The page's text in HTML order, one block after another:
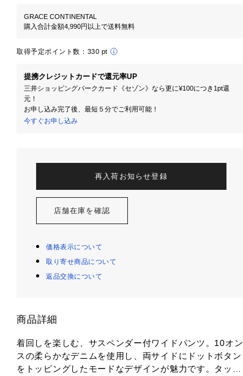
GRACE CONTINENTAL
購入合計金額4,990円以上で送料無料
取得予定ポイント数： 330 pt
提携クレジットカードで還元率UP
三井ショッピングパークカード《セゾン》なら更に¥100につき1pt還
元！
お申し込み完了後、最短５分でご利用可能！
今すぐお申し込み
再入荷お知らせ登録
店舗在庫を確認
価格表示について
取り寄せ商品について
返品交換について
商品詳細
着回しを楽しむ、サスペンダー付ワイドパンツ。10オン
スの柔らかなデニムを使用し、両サイドにドットボタン
をトッピングしたモードなデザインが魅力です。タック